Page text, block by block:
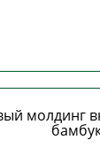
молдинг